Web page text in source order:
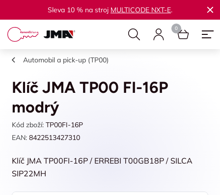
Sleva 10 % na stroj MULTICODE NXT-E.
Automobil a pick-up (TP00)
Klíč JMA TP00 FI-16P
modrý
Kód zboží: TP00FI-16P
EAN: 8422513427310
Klíč JMA TP00FI-16P / ERREBI T00GB18P / SILCA
SIP22MH